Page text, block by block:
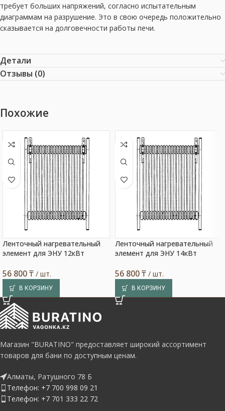
требует больших напряжений, согласно испытательным
диаграммам на разрушение. Это в свою очередь положительно
сказывается на долговечности работы печи.
Детали
Отзывы (0)
Похожие
Ленточный нагревательный
элемент для ЭНУ 12кВт
56 800₸ / шт.
В КОРЗИНУ
Ленточный нагревательный
элемент для ЭНУ 14кВт
56 800₸ / шт.
В КОРЗИНУ
Магазин "BURATINO" предоставляет широкий ассортимент
товаров для бани по доступным ценам.
Алматы, Ратушного 78 Б
Телефон: +7 700 998 09 21
Телефон: +7 701 333 22 72